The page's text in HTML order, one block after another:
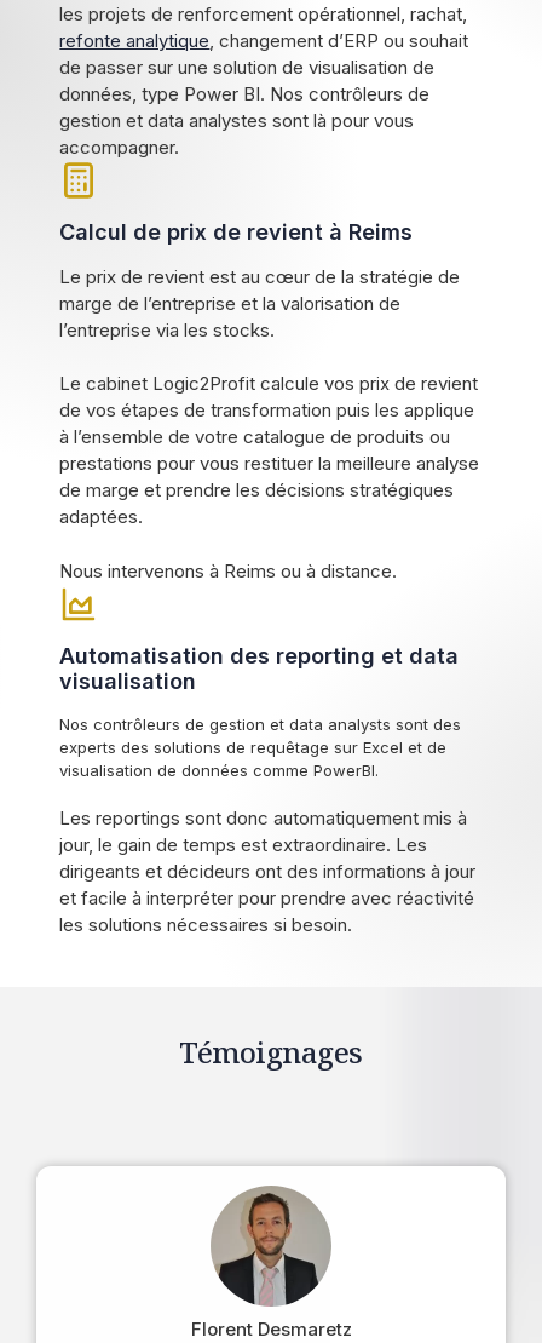
les projets de renforcement opérationnel, rachat,
refonte analytique , changement d’ERP ou souhait
de passer sur une solution de visualisation de
données, type Power BI. Nos contrôleurs de
gestion et data analystes sont là pour vous
accompagner.
Calcul de prix de revient à Reims
Le prix de revient est au cœur de la stratégie de
marge de l’entreprise et la valorisation de
l’entreprise via les stocks.
Le cabinet Logic2Profit calcule vos prix de revient
de vos étapes de transformation puis les applique
à l’ensemble de votre catalogue de produits ou
prestations pour vous restituer la meilleure analyse
de marge et prendre les décisions stratégiques
adaptées.
Nous intervenons à Reims ou à distance.
Automatisation des reporting et data
visualisation
Nos contrôleurs de gestion et data analysts sont des
experts des solutions de requêtage sur Excel et de
visualisation de données comme PowerBI.
Les reportings sont donc automatiquement mis à
jour, le gain de temps est extraordinaire. Les
dirigeants et décideurs ont des informations à jour
et facile à interpréter pour prendre avec réactivité
les solutions nécessaires si besoin.
Témoignages
Florent Desmaretz